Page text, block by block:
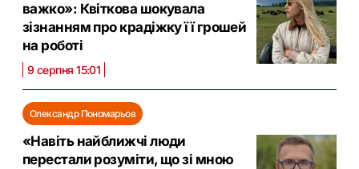
важко»: Квіткова шокувала
зізнанням про крадіжку її грошей
на роботі
9 серпня 15:01
Олександр Пономарьов
«Навіть найближчі люди
перестали розуміти, що зі мною